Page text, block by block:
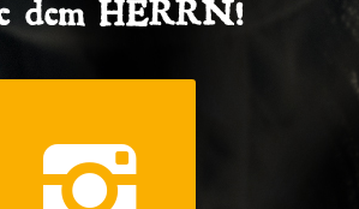
dem HERRN!